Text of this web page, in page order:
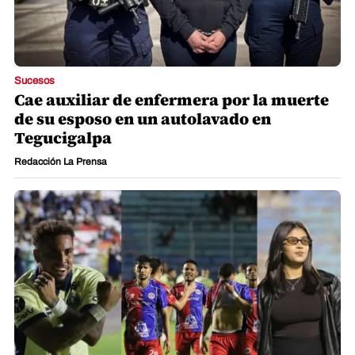
Sucesos
Cae auxiliar de enfermera por la muerte
de su esposo en un autolavado en
Tegucigalpa
Redacción La Prensa